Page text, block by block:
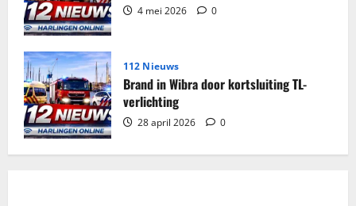
4 mei 2026 0
112 Nieuws
Brand in Wibra door kortsluiting TL-
verlichting
28 april 2026 0